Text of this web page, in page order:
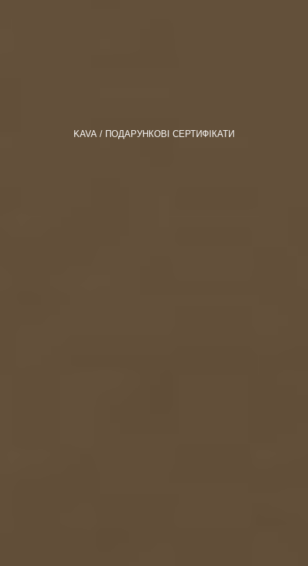
KAVA ПОДАРУНКОВІ СЕРТИФІКАТИ